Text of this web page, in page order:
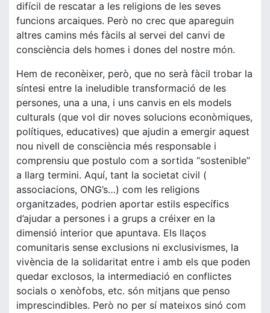
difícil de rescatar a les religions de les seves
funcions arcaiques. Però no crec que apareguin
altres camins més fàcils al servei del canvi de
consciència dels homes i dones del nostre món.
Hem de reconèixer, però, que no serà fàcil trobar la
síntesi entre la ineludible transformació de les
persones, una a una, i uns canvis en els models
culturals (que vol dir noves solucions econòmiques,
polítiques, educatives) que ajudin a emergir aquest
nou nivell de consciència més responsable i
comprensiu que postulo com a sortida “sostenible”
a llarg termini. Aquí, tant la societat civil (
associacions, ONG’s…) com les religions
organitzades, podrien aportar estils específics
d’ajudar a persones i a grups a créixer en la
dimensió interior que apuntava. Els llaços
comunitaris sense exclusions ni exclusivismes, la
vivència de la solidaritat entre i amb els que poden
quedar exclosos, la intermediació en conflictes
socials o xenòfobs, etc. són mitjans que penso
imprescindibles. Però no per sí mateixos sinó com